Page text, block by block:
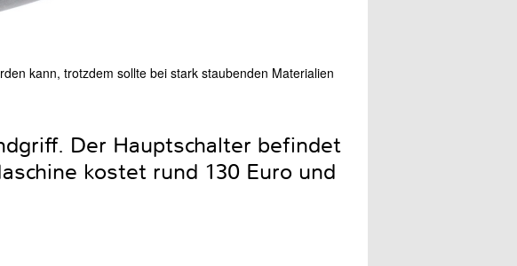
kann, trotzdem sollte bei stark staubenden Materialien
Der Hauptschalter befindet
kostet rund 130 Euro und